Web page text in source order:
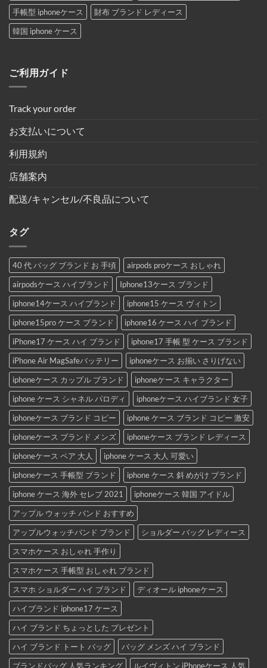
手帳型 iphoneケース
財布 ブランド レディース
韓国 iphone ケース
ご利用ガイド
Track your order
お支払いについて
利用規約
店舗案内
配送/キャンセル/不良品について
タグ
40 代 バッグ ブランド お 手頃
airpods proケース おしゃれ
airpodsケース ハイブランド
Iphone13ケース ブランド
iphone14ケース ハイブランド
iphone15 ケース ヴィトン
iphone15pro ケース ブランド
iphone16 ケース ハイ ブランド
iPhone17 ケース ハイ ブランド
iphone17 手帳 型 ケース ブランド
iPhone Air MagSafeバッテリー
iphoneケース お揃い さりげない
iphoneケース カップル ブランド
iphoneケース キャラクター
iphone ケース シャネル パロディ
iphoneケース ハイブランド 女子
iphoneケース ブランド コピー
iphone ケース ブランド コピー 激安
iphoneケース ブランド メンズ
iphoneケース ブランド レディース
iphoneケース ペア 大人
iphone ケース 大人 可愛い
iphoneケース 手帳型 ブランド
iphone ケース 斜 めがけ ブランド
iphone ケース 海外 セレブ 2021
iphoneケース 韓国 アイドル
アップル ウォッチ バンド おすすめ
アップルウォッチバンド ブランド
ショルダー バッグ レディース
スマホケース おしゃれ 手作り
スマホケース 手帳型 おしゃれ ブランド
スマホ ショルダー ハイ ブランド
ディオール iphoneケース
ハイブランド iphone17 ケース
ハイ ブランド ちょっとした プレゼント
ハイ ブランド トート バッグ
バッグ メンズ ハイ ブランド
ブランドバッグ 人気ランキング
ルイヴィトン iPhoneケース 人気